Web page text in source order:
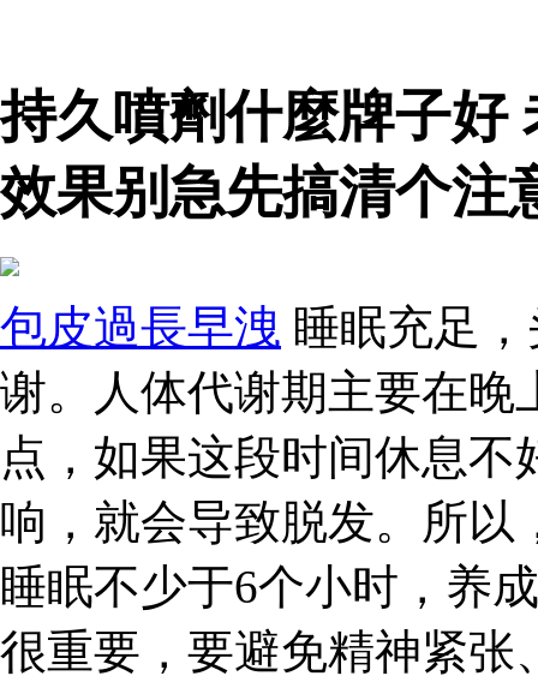
持久噴劑什麼牌子好
效果别急先搞清个注
包皮過長早洩 睡眠充足
谢。人体代谢期主要在晚
点，如果这段时间休息
响，就会导致脱发。所以
睡眠不少于6个小时，养
很重要，要避免精神紧张